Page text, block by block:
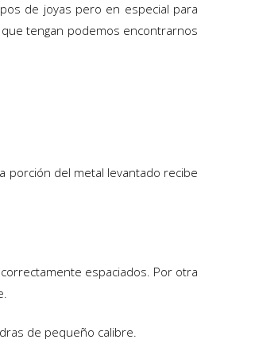
de joyas pero en especial para
tengan podemos encontrarnos
porción del metal levantado recibe
espaciados. Por otra
de pequeño calibre.